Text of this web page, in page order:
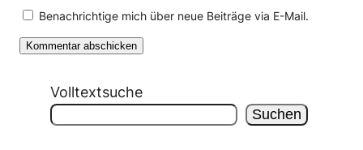
Benachrichtige mich über neue Beiträge via E-Mail.
Volltextsuche
Suchen